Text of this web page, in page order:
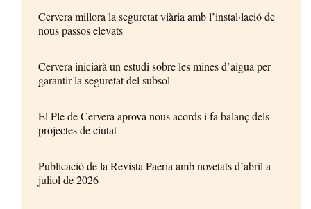
Cervera millora la seguretat viària amb l’instal·lació de
nous passos elevats
Cervera iniciarà un estudi sobre les mines d’aigua per
garantir la seguretat del subsol
El Ple de Cervera aprova nous acords i fa balanç dels
projectes de ciutat
Publicació de la Revista Paeria amb novetats d’abril a
juliol de 2026